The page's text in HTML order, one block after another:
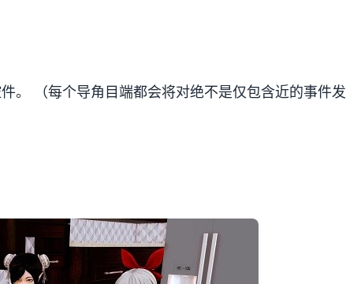
。 （每个导角目端都会将对绝不是仅包含近的事件发